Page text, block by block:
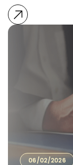
06/02/2026